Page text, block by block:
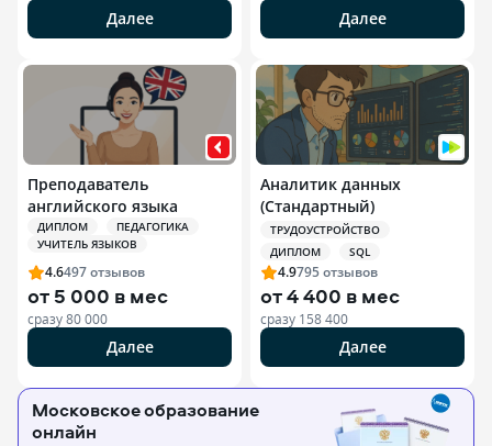
Далее Далее
Преподаватель
английского языка
ДИПЛОМ
ПЕДАГОГИКА
УЧИТЕЛЬ ЯЗЫКОВ
4.6497отзывов
от 5 000 в мес
сразу80 000
Далее
Аналитик данных
(Стандартный)
ТРУДОУСТРОЙСТВО
ДИПЛОМ
SQL
4.9795отзывов
от4 400 в мес
сразу 158 400
Далее
Московское образование
онлайн